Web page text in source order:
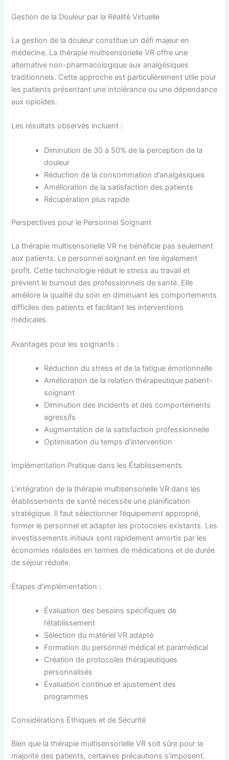
Gestion de la Douleur par la Réalité Virtuelle
La gestion de la douleur constitue un défi majeur en
médecine. La thérapie multisensorielle VR offre une
alternative non-pharmacologique aux analgésiques
traditionnels. Cette approche est particulièrement utile pour
les patients présentant une intolérance ou une dépendance
aux opioïdes.
Les résultats observés incluent :
Diminution de 30 à 50% de la perception de la
douleur
Réduction de la consommation d’analgésiques
Amélioration de la satisfaction des patients
Récupération plus rapide
Perspectives pour le Personnel Soignant
La thérapie multisensorielle VR ne bénéficie pas seulement
aux patients. Le personnel soignant en tire également
profit. Cette technologie réduit le stress au travail et
prévient le burnout des professionnels de santé. Elle
améliore la qualité du soin en diminuant les comportements
difficiles des patients et facilitant les interventions
médicales.
Avantages pour les soignants :
Réduction du stress et de la fatigue émotionnelle
Amélioration de la relation thérapeutique patient-
soignant
Diminution des incidents et des comportements
agressifs
Augmentation de la satisfaction professionnelle
Optimisation du temps d’intervention
Implémentation Pratique dans les Établissements
L’intégration de la thérapie multisensorielle VR dans les
établissements de santé nécessite une planification
stratégique. Il faut sélectionner l’équipement approprié,
former le personnel et adapter les protocoles existants. Les
investissements initiaux sont rapidement amortis par les
économies réalisées en termes de médications et de durée
de séjour réduite.
Étapes d’implémentation :
Évaluation des besoins spécifiques de
l’établissement
Sélection du matériel VR adapté
Formation du personnel médical et paramédical
Création de protocoles thérapeutiques
personnalisés
Évaluation continue et ajustement des
programmes
Considérations Éthiques et de Sécurité
Bien que la thérapie multisensorielle VR soit sûre pour la
majorité des patients, certaines précautions s’imposent.